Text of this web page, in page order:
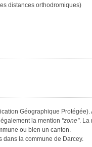
distances orthodromiques)
Géographique Protégée).
la mention "zone". La
ou bien un canton.
dans la commune de Darcey.